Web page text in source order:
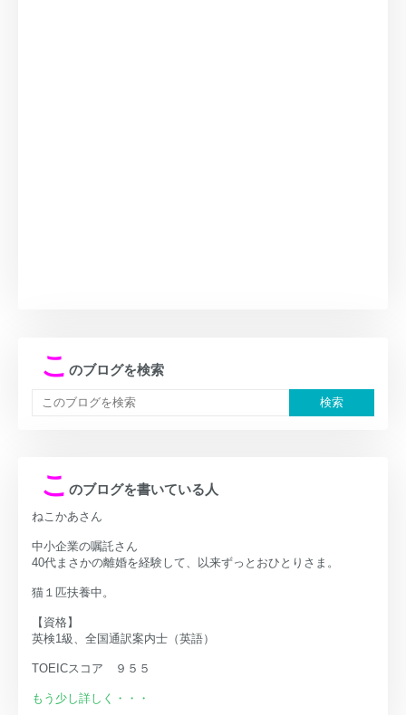
こ のブログを検索
こ のブログを書いている人
ねこかあさん
中小企業の嘱託さん
40代まさかの離婚を経験して、以来ずっとおひとりさま。
猫１匹扶養中。
【資格】
英検1級、全国通訳案内士（英語）
TOEICスコア ９５５
もう少し詳しく・・・